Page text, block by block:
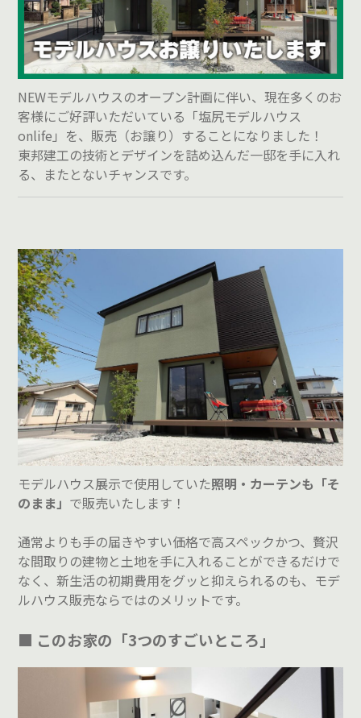
NEWモデルハウスのオープン計画に伴い、現在多くのお
客様にご好評いただいている「塩尻モデルハウス
onlife」を、販売（お譲り）することになりました！
東邦建工の技術とデザインを詰め込んだ一邸を手に入れ
る、またとないチャンスです。
モデルハウス展示で使用していた照明・カーテンも「そ
のまま」 で販売いたします！
通常よりも手の届きやすい価格で高スペックかつ、贅沢
な間取りの建物と土地を手に入れることができるだけで
なく、新生活の初期費用をグッと抑えられるのも、モデ
ルハウス販売ならではのメリットです。
■ このお家の「3つのすごいところ」